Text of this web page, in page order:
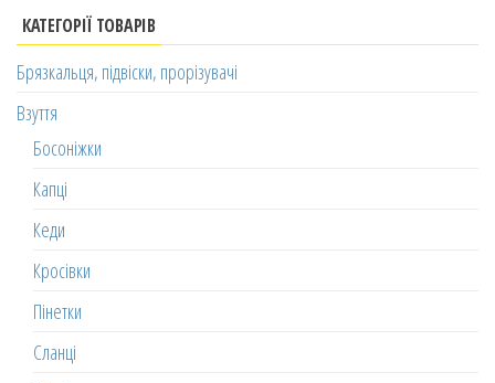
КАТЕГОРІЇ ТОВАРІВ
Брязкальця, підвіски, прорізувачі
Взуття
Босоніжки
Капці
Кеди
Кросівки
Пінетки
Сланці